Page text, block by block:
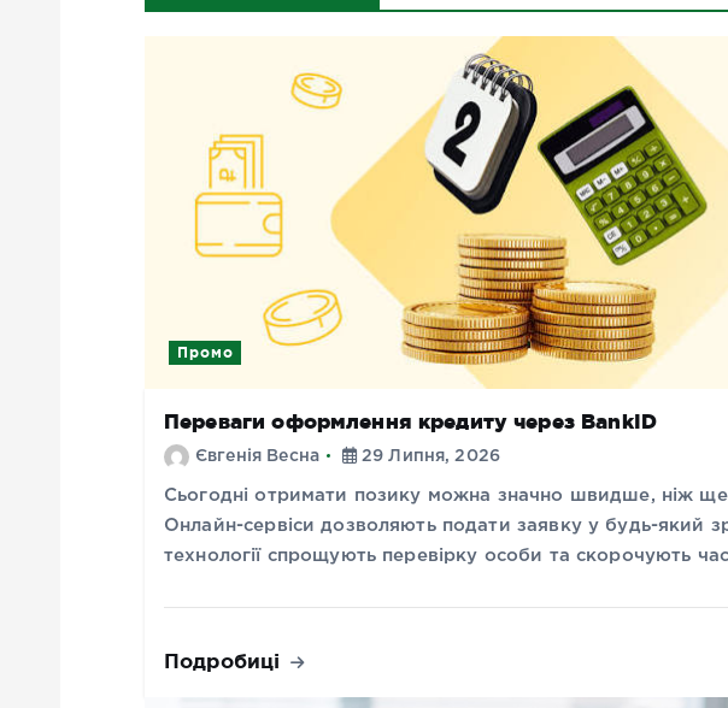
Промо
Переваги оформлення кредиту через BankID
Євгенія Весна 29 Липня, 2026
Сьогодні отримати позику можна значно швидше, ніж ще
Онлайн-сервіси дозволяють подати заявку у будь-який
технології спрощують перевірку особи та скорочують
Подробиці